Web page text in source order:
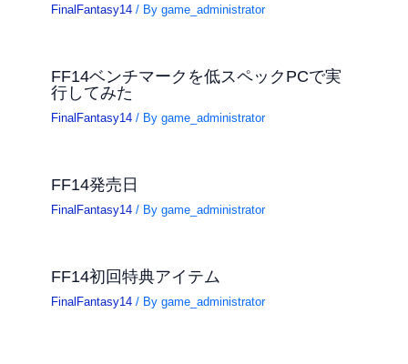
FinalFantasy14 / Bygame_administrator
FF14ベンチマークを低スペックPCで実
行してみた
FinalFantasy14 / Bygame_administrator
FF14発売日
FinalFantasy14 / Bygame_administrator
FF14初回特典アイテム
FinalFantasy14 / Bygame_administrator